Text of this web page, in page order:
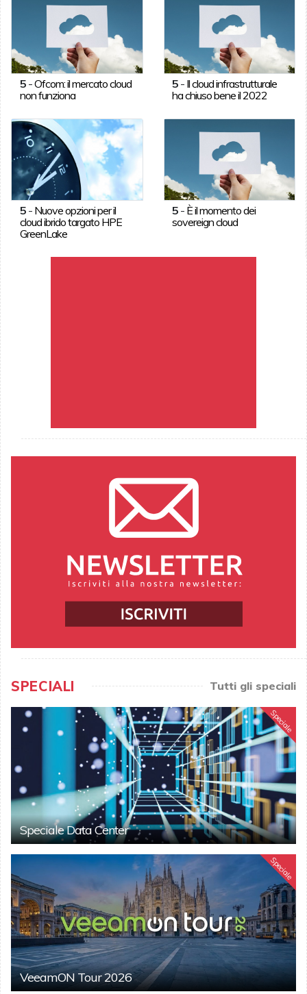
5-Ofcom: il mercato cloud
non funziona
5 - Il cloud infrastrutturale
ha chiuso bene il 2022
5- Nuove opzioni per il
cloud ibrido targato HPE
GreenLake
5 - È il momento dei
sovereign cloud
SPECIALI Tutti gli speciali
Speciale
Speciale Data Center
Speciale
VeeamON Tour 2026